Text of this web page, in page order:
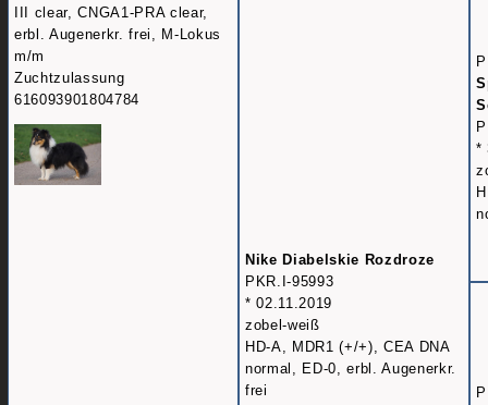
III clear, CNGA1-PRA clear,
erbl. Augenerkr. frei, M-Lokus
m/m
Zuchtzulassung
616093901804784
Nike Diabelskie Rozdroze
PKR.I-95993
* 02.11.2019
zobel-weiß
HD-A, MDR1 (+/+), CEA DNA
normal, ED-0, erbl. Augenerkr.
frei
*